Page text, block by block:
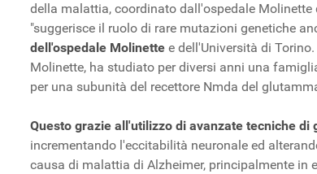
della malattia, coordinato dall'ospedale
"suggerisce il ruolo di rare mutazioni genetiche
dell'ospedale Molinette e dell'Università di
Molinette, ha studiato per diversi anni una
per una subunità del recettore Nmda del
Questo grazie all'utilizzo di avanzate tecniche di
incrementando l'eccitabilità neuronale ed
causa di malattia di Alzheimer, principalmente in